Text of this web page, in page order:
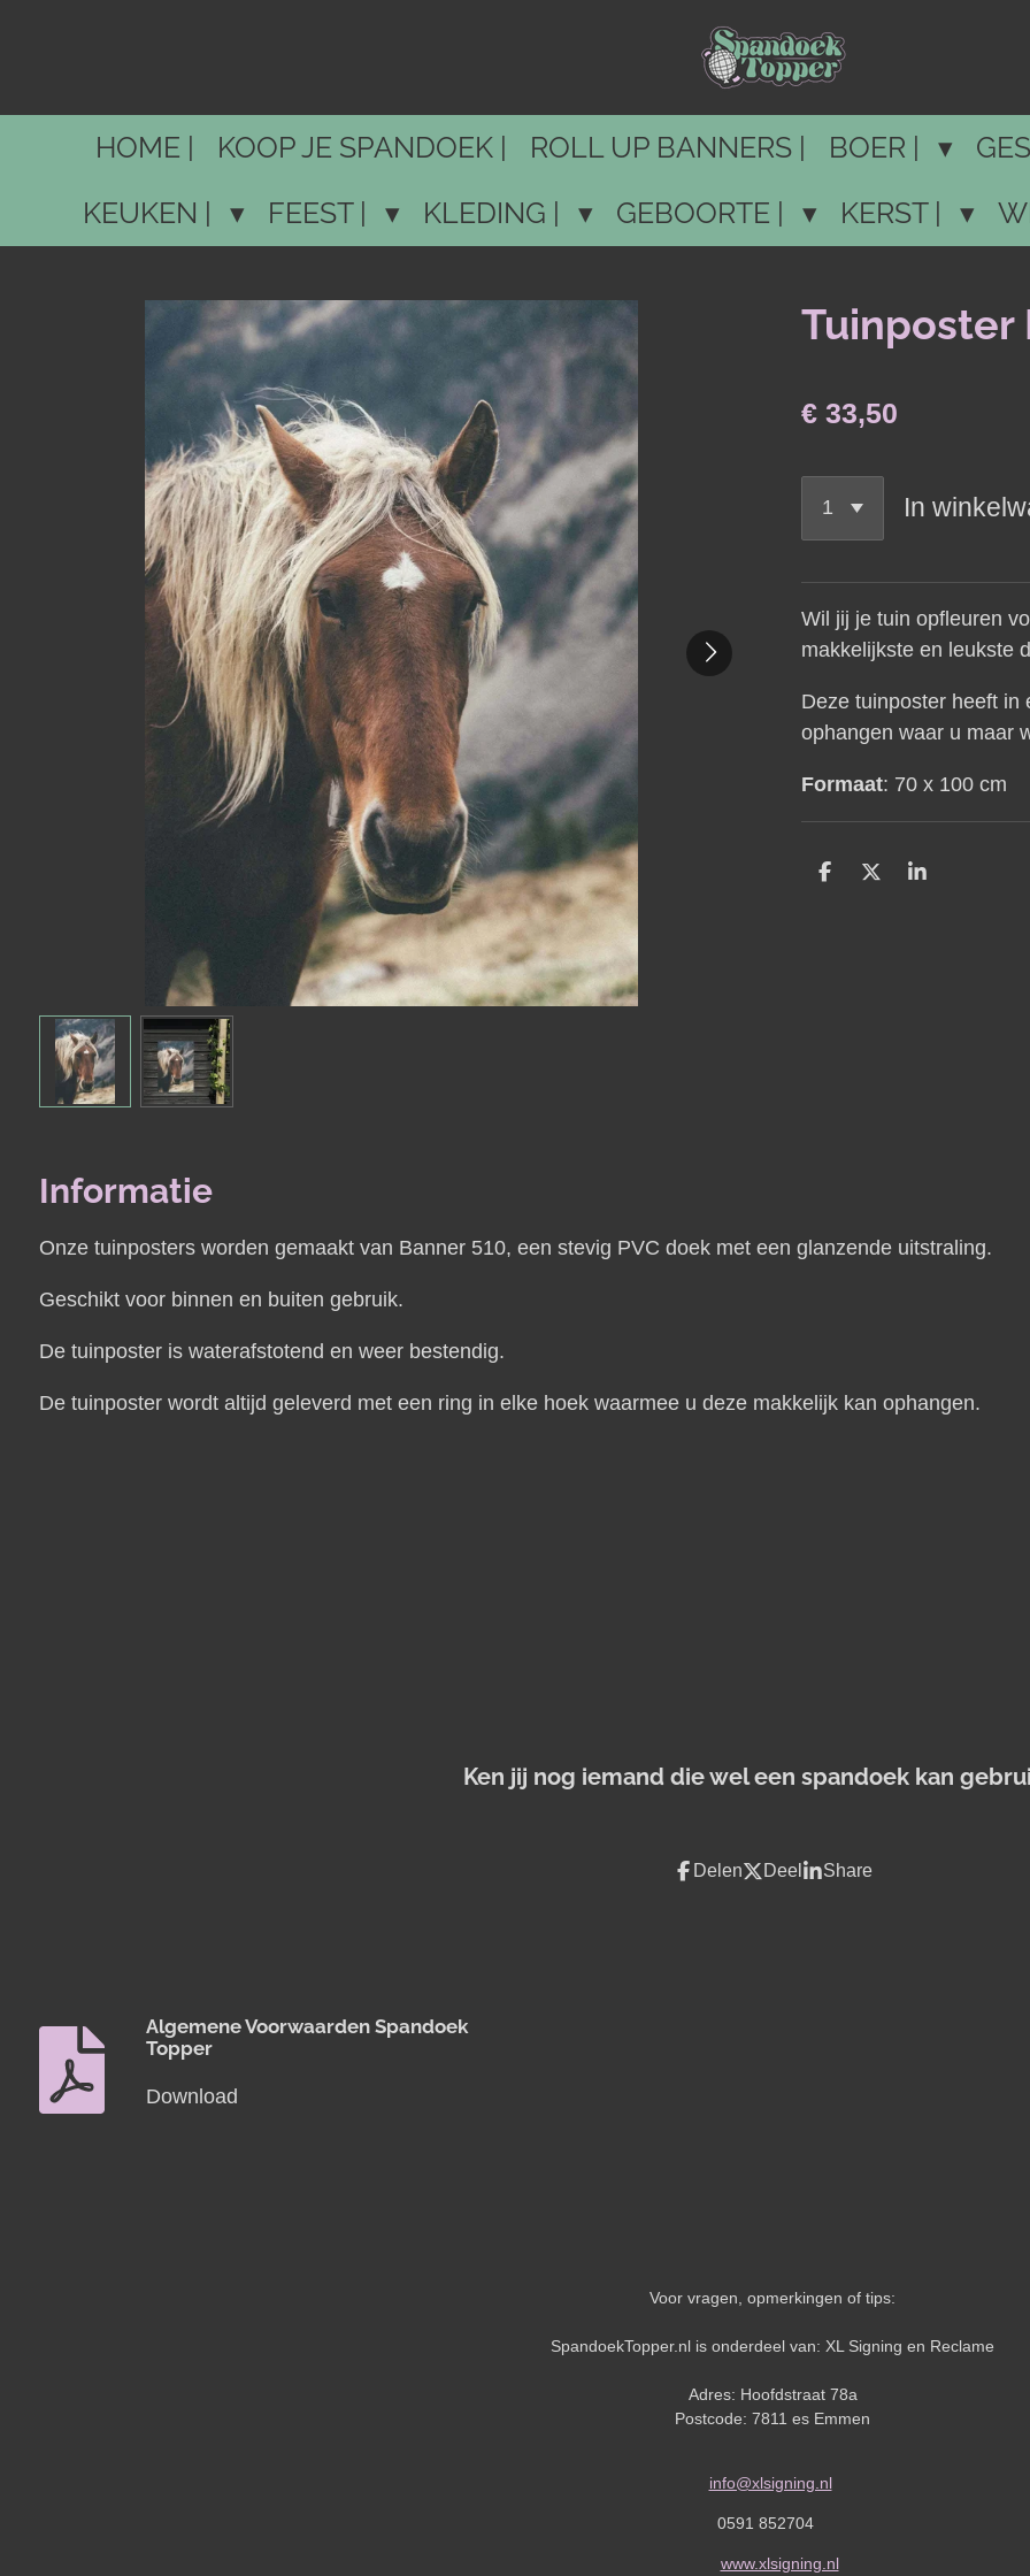
de
hoofdinhoudHOME | KOOP JE SPANDOEK | ROLL UP BANNERS | BOER |
KEUKEN |
FEEST | KLEDING | GEBOORTE | KERST |
Tuinposter
€ 33,50
In
Wil jij je tuin opfleuren
makkelijkste en leukste
Deze tuinposter heeft in
ophangen waar u maar
Formaat: 70 x 100 cm
D
D
S
Informatie
Onze tuinposters worden gemaakt van Banner 510, een stevig PVC doek met een glanzende uitstraling.
Geschikt voor binnen en buiten gebruik.
De tuinposter is waterafstotend en weer bestendig.
De tuinposter wordt altijd geleverd met een ring in elke hoek waarmee u deze makkelijk kan ophangen.
Ken jij nog iemand die wel een spandoek kan
Delen Deel Share
Algemene Voorwaarden Spandoek
Topper
Download
Voor vragen, opmerkingen of tips:
SpandoekTopper.nl is onderdeel van: XL Signing en Reclame
Adres: Hoofdstraat 78a
Postcode: 7811 es Emmen
info@xlsigning.nl
0591 852704
www.xlsigning.nl